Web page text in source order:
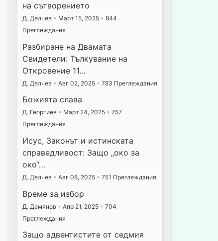
на сътворението
Д. Делчев • Март 15, 2025 • 844
Преглеждания
Разбиране на Двамата
Свидетели: Тълкувание на
Откровение 11…
Д. Делчев • Авг 02, 2025 • 783 Преглеждания
Божията слава
Д. Георгиев • Март 24, 2025 • 757
Преглеждания
Исус, Законът и истинската
справедливост: Защо „око за
око“…
Д. Делчев • Авг 08, 2025 • 751 Преглеждания
Време за избор
Д. Дамянов • Апр 21, 2025 • 704
Преглеждания
Защо адвентистите от седмия